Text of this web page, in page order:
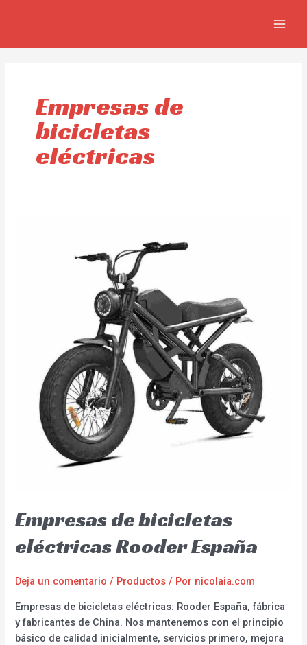
Empresas de
bicicletas
eléctricas
Empresas de bicicletas
eléctricas Rooder España
Deja un comentario / Productos / Por nicolaia.com
Empresas de bicicletas eléctricas: Rooder España, fábrica
y fabricantes de China. Nos mantenemos con el principio
básico de calidad inicialmente, servicios primero, mejora